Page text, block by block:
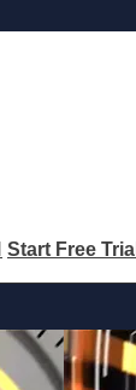
Start Free Trial